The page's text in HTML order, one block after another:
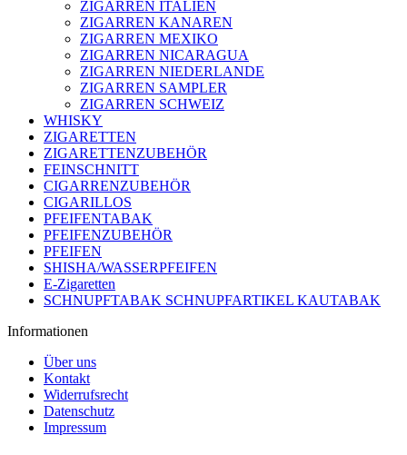
ZIGARREN ITALIEN
ZIGARREN KANAREN
ZIGARREN MEXIKO
ZIGARREN NICARAGUA
ZIGARREN NIEDERLANDE
ZIGARREN SAMPLER
ZIGARREN SCHWEIZ
WHISKY
ZIGARETTEN
ZIGARETTENZUBEHÖR
FEINSCHNITT
CIGARRENZUBEHÖR
CIGARILLOS
PFEIFENTABAK
PFEIFENZUBEHÖR
PFEIFEN
SHISHA/WASSERPFEIFEN
E-Zigaretten
SCHNUPFTABAK SCHNUPFARTIKEL KAUTABAK
Informationen
Über uns
Kontakt
Widerrufsrecht
Datenschutz
Impressum